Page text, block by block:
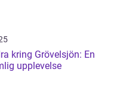
kring Grövelsjön: En
upplevelse